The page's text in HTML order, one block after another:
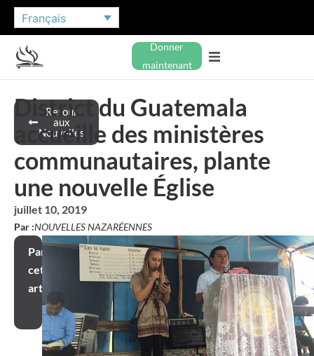
Français
Donner
maintenant
Retour
aux
Nouvelles
District du Guatemala
accueille des ministères
communautaires, plante
une nouvelle Église
juillet 10, 2019
Par :NOUVELLES NAZARÉENNES
Partager
cet
article